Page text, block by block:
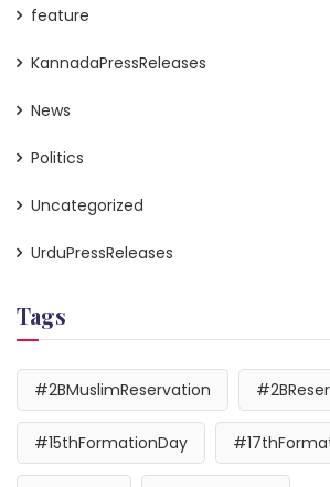
feature
KannadaPressReleases
News
Politics
Uncategorized
UrduPressReleases
Tags
#2BMuslimReservation
#15thFormationDay